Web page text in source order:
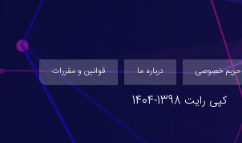
حریم خصوصی درباره ما قوانین و مقررات
کپی رایت 1398-1404